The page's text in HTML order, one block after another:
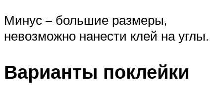
Минус – большие размеры,
невозможно нанести клей на углы.
Варианты поклейки